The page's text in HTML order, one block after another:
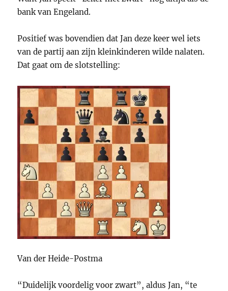
bank van Engeland.
Positief was bovendien dat Jan deze keer wel iets
van de partij aan zijn kleinkinderen wilde nalaten.
Dat gaat om de slotstelling:
Van der Heide-Postma
“Duidelijk voordelig voor zwart”, aldus Jan, “te